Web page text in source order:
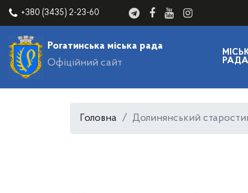
+380 (3435) 2-23-60
Рогатинська міська рада
Офіційний сайт
РАДА
Головна Долинянський